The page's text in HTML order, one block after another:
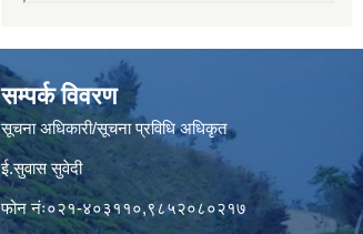
सम्पर्क विवरण
सूचना अधिकारी/सूचना प्रविधि अधिकृत
ई.सुवास सुवेदी
फोन नंः०२१-४०३११०,९८५२०८०२१७